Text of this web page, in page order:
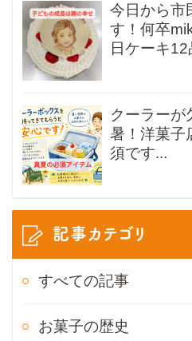
今日から市
す！何卒
日ケーキ
クーラーが
暑！洋菓子
須です...
記事カテゴリ
すべての記事
お菓子の歴史